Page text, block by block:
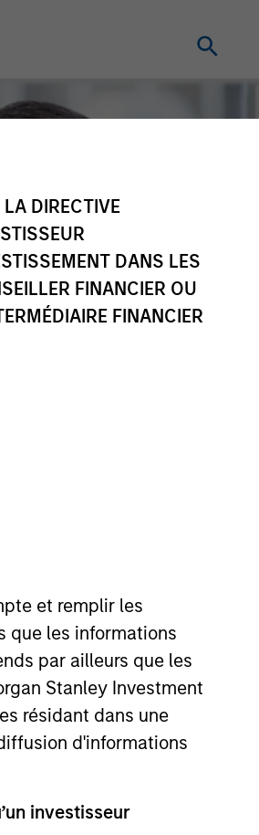
DIRECTIVE
DANS LES
FINANCIER OU
FINANCIER
et remplir les
que les informations
par ailleurs que les
Stanley Investment
résidant dans une
d'informations
investisseur
the
Anuj